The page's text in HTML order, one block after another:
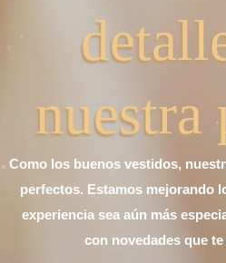
nuestra
Como los buenos vestidos,
perfectos. Estamos mejorando
experiencia sea aún más
con novedades que